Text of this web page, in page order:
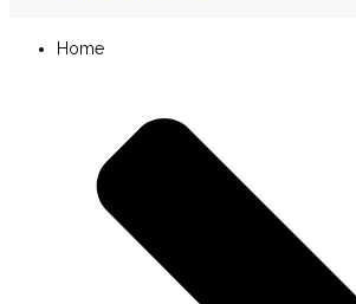
Home